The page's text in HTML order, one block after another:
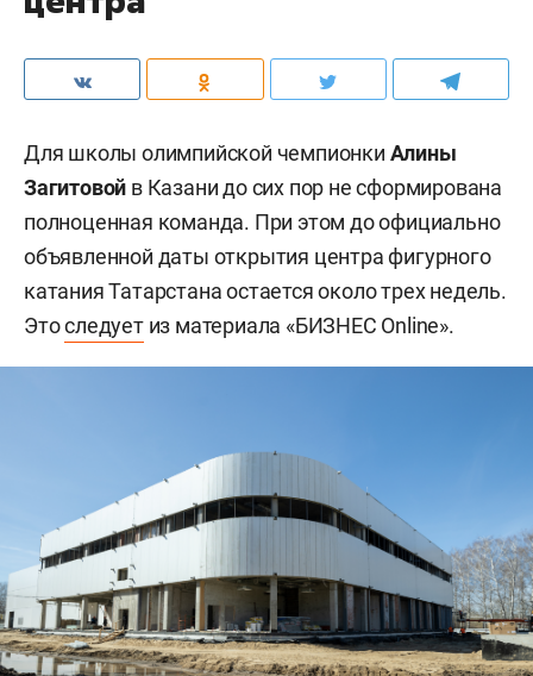
Для школы олимпийской чемпионки Алины
Загитовой в Казани до сих пор не сформирована
полноценная команда. При этом до официально
объявленной даты открытия центра фигурного
катания Татарстана остается около трех недель.
Этоследуетиз материала «БИЗНЕС Online».